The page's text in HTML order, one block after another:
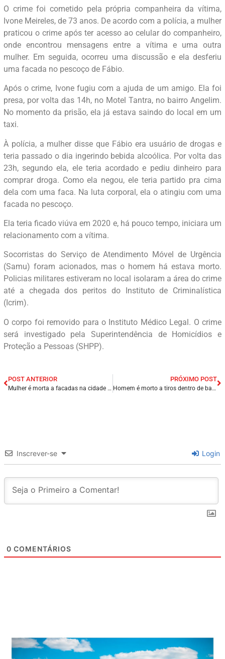
O crime foi cometido pela própria companheira da vítima,
Ivone Meireles, de 73 anos. De acordo com a polícia, a mulher
praticou o crime após ter acesso ao celular do companheiro,
onde encontrou mensagens entre a vítima e uma outra
mulher. Em seguida, ocorreu uma discussão e ela desferiu
uma facada no pescoço de Fábio.
Após o crime, Ivone fugiu com a ajuda de um amigo. Ela foi
presa, por volta das 14h, no Motel Tantra, no bairro Angelim.
No momento da prisão, ela já estava saindo do local em um
taxi.
À polícia, a mulher disse que Fábio era usuário de drogas e
teria passado o dia ingerindo bebida alcoólica. Por volta das
23h, segundo ela, ele teria acordado e pediu dinheiro para
comprar droga. Como ela negou, ele teria partido pra cima
dela com uma faca. Na luta corporal, ela o atingiu com uma
facada no pescoço.
Ela teria ficado viúva em 2020 e, há pouco tempo, iniciara um
relacionamento com a vítima.
Socorristas do Serviço de Atendimento Móvel de Urgência
(Samu) foram acionados, mas o homem há estava morto.
Policias militares estiveram no local isolaram a área do crime
até a chegada dos peritos do Instituto de Criminalística
(Icrim).
O corpo foi removido para o Instituto Médico Legal. O crime
será investigado pela Superintendência de Homicídios e
Proteção a Pessoas (SHPP).
POST ANTERIOR
Mulher é morta a facadas na cidade de Quiterianópolis-CE
PRÓXIMO POST
Homem é morto a tiros dentro de bar e a poucos metros de batalhão da polícia na Zona Sul de Teresina/PI.
Inscrever-se Login
0 COMENTÁRIOS